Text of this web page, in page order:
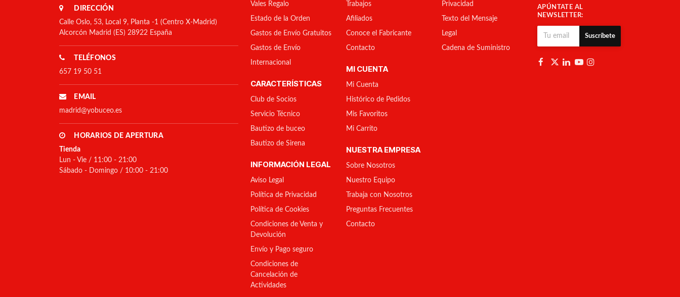
DIRECCIÓN
Calle Oslo, 53, Local 9, Planta -1 (Centro X-Madrid)
Alcorcón Madrid (ES) 28922 España
TELÉFONOS
657 19 50 51
EMAIL
madrid@yobuceo.es
HORARIOS DE APERTURA
Tienda
Lun - Vie / 11:00 - 21:00
Sábado - Domingo / 10:00 - 21:00
Vales Regalo
Estado de la Orden
Gastos de Envío Gratuitos
Gastos de Envío
Internacional
CARACTERÍSTICAS
Club de Socios
Servicio Técnico
Bautizo de buceo
Bautizo de Sirena
INFORMACIÓN LEGAL
Aviso Legal
Política de Privacidad
Política de Cookies
Condiciones de Venta y
Devolución
Envío y Pago seguro
Condiciones de
Cancelación de
Actividades
Trabajos
Afiliados
Conoce el Fabricante
Contacto
MI CUENTA
Mi Cuenta
Histórico de Pedidos
Mis Favoritos
Mi Carrito
NUESTRA EMPRESA
Sobre Nosotros
Nuestro Equipo
Trabaja con Nosotros
Preguntas Frecuentes
Contacto
Privacidad
Texto del Mensaje
Legal
Cadena de Suministro
APÚNTATE AL
NEWSLETTER:
Suscríbete